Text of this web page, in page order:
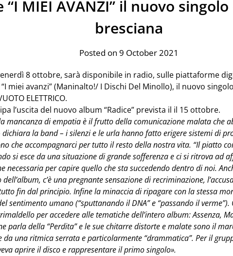
“I MIEI AVANZI” il nuovo
bresciana
Posted on 9 October 2021
8 ottobre, sarà disponibile in radio, sulle piattaforme
miei avanzi” (Maninalto!/ I Dischi Del Minollo), il nuovo
ELETTRICO.
l’uscita del nuovo album “Radice” prevista il il 15 ottobre.
mancanza di empatia è il frutto della comunicazione malata che
la band – i silenzi e le urla hanno fatto erigere sistemi di
che accompagnarci per tutto il resto della nostra vita. “Il piatto
si esce da una situazione di grande sofferenza e ci si ritrova ad
necessaria per capire quello che sta succedendo dentro di noi.
c’è una pregnante sensazione di recriminazione,
fin dal principio. Infine la minaccia di ripagare con la stessa
sentimento umano (“sputtanando il DNA” e “passando il
per accedere alle tematiche dell’intero album: Assenza,
parla della “Perdita” e le sue chitarre distorte e malate sono il
da una ritmica serrata e particolarmente “drammatica”. Per il
aprire il disco e rappresentare il primo singolo».